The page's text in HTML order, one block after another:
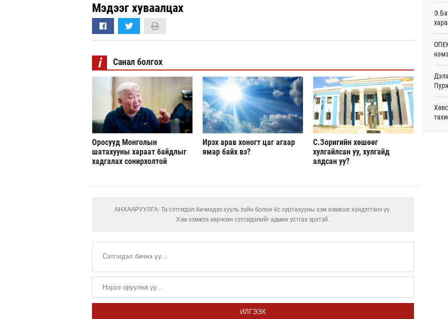
Мэдээг хуваалцах
i Санал болгох
Оросууд Монголын
шатахууны хараат байдлыг
хадгалах сонирхолтой
Ирэх арав хоногт цаг агаар
ямар байх вэ?
С.Зоригийн хөшөөг
хулгайлсан уу, хулгайд
алдсан уу?
АНХААРУУЛГА: Та сэтгэгдэл бичихдээ хууль зүйн болон ёс суртахууны хэм хэмжээг хүндэтгэнэ үү.
Хэм хэмжээ зөрчсөн сэтгэгдэлийг админ устгах эрхтэй.
ИЛГЭЭХ
АНУ-